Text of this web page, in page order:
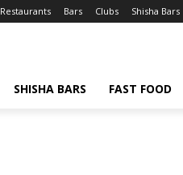
Restaurants Bars Clubs Shisha Bars
SHISHA BARS FAST FOOD